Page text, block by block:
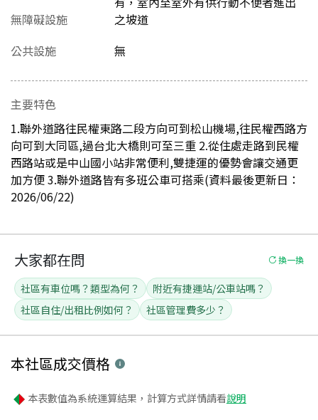
無障礙設施
之坡道
公共設施
無
主要特色
1.聯外道路往民權東路二段方向可到松山機場,往民權西路方
向可到大同區,過台北大橋則可至三重 2.從住處走路到民權
西路站或是中山國小站非常便利,雙捷運的優勢會讓交通更
加方便 3.聯外道路皆有多班公車可搭乘(資料最後更新日：
2026/06/22)
大家都在問 換一換
社區有車位嗎？類型為何？
附近有捷運站/公車站嗎？
社區自住/出租比例如何？
社區管理費多少？
本社區成交價格
本表數值為系統運算結果，計算方式詳情請看說明